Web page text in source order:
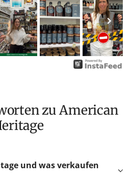
und was verkaufen